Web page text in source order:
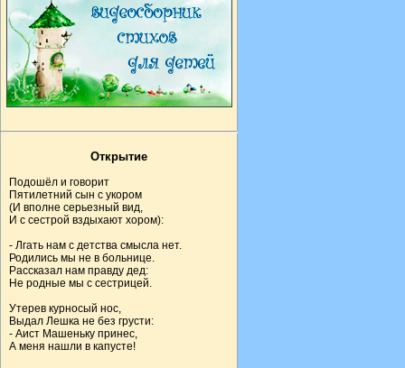
Открытие
Подошёл и говорит
Пятилетний сын с укором
(И вполне серьезный вид,
И с сестрой вздыхают хором):
- Лгать нам с детства смысла нет.
Родились мы не в больнице.
Рассказал нам правду дед:
Не родные мы с сестрицей.
Утерев курносый нос,
Выдал Лешка не без грусти:
- Аист Машеньку принес,
А меня нашли в капусте!